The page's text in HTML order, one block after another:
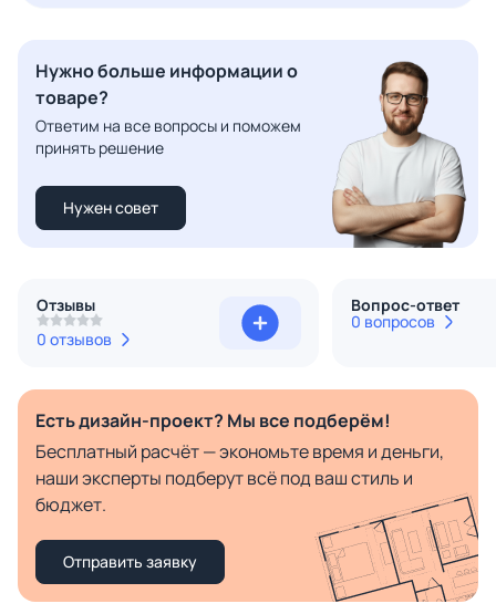
Нужно больше информации о
товаре?
Ответим на все вопросы и поможем
принять решение
Нужен совет
Отзывы
0 отзывов
Вопрос-ответ
0 вопросов
Есть дизайн-проект? Мы все подберём!
Бесплатный расчёт — экономьте время и деньги,
наши эксперты подберут всё под ваш стиль и
бюджет.
Отправить заявку